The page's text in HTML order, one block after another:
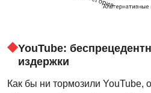
YouTube:
издержки
Как бы ни тормозили YouTube,